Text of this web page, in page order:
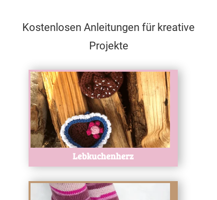
Kostenlosen Anleitungen für kreative
Projekte
Test
Lebkuchenherz